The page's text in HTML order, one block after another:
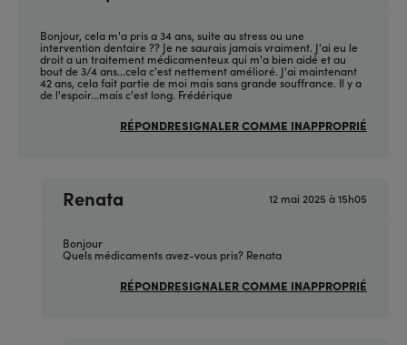
Bonjour, cela m'a pris a 34 ans, suite au stress ou une
intervention dentaire ?? Je ne saurais jamais vraiment. J'ai eu le
droit a un traitement médicamenteux qui m'a bien aidé et au
bout de 3/4 ans...cela c'est nettement amélioré. J'ai maintenant
42 ans, cela fait partie de moi mais sans grande souffrance. Il y a
de l'espoir...mais c'est long. Frédérique
RÉPONDRESIGNALER COMME INAPPROPRIÉ
Renata 12 mai 2025 à 15h05
En
(sans
sujet)
par
Bonjour
Quels médicaments avez-vous pris? Renata
RÉPONDRESIGNALER COMME INAPPROPRIÉ